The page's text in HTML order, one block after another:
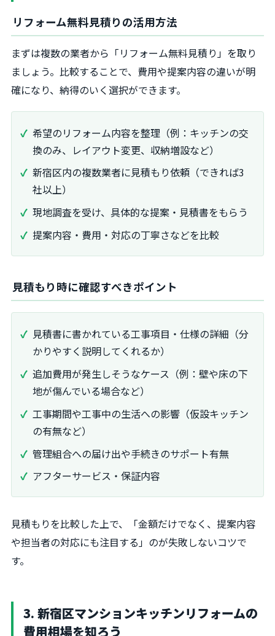
リフォーム無料見積りの活用方法
まずは複数の業者から「リフォーム無料見積り」を取り
ましょう。比較することで、費用や提案内容の違いが明
確になり、納得のいく選択ができます。
希望のリフォーム内容を整理（例：キッチンの交
換のみ、レイアウト変更、収納増設など）
新宿区内の複数業者に見積もり依頼（できれば3
社以上）
現地調査を受け、具体的な提案・見積書をもらう
提案内容・費用・対応の丁寧さなどを比較
見積もり時に確認すべきポイント
見積書に書かれている工事項目・仕様の詳細（分
かりやすく説明してくれるか）
追加費用が発生しそうなケース（例：壁や床の下
地が傷んでいる場合など）
工事期間や工事中の生活への影響（仮設キッチン
の有無など）
管理組合への届け出や手続きのサポート有無
アフターサービス・保証内容
見積もりを比較した上で、「金額だけでなく、提案内容
や担当者の対応にも注目する」のが失敗しないコツで
す。
3. 新宿区マンションキッチンリフォームの
費用相場を知ろう